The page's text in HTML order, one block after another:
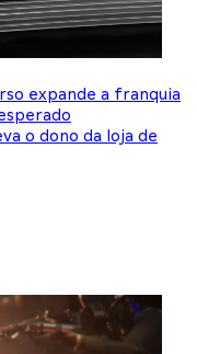
expande a franquia
o dono da loja de